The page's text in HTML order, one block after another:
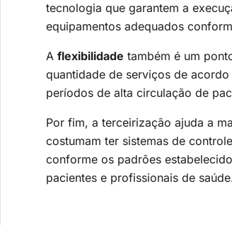
tecnologia que garantem a
equipamentos adequados
A flexibilidade também é um
quantidade de serviços de
períodos de alta circulação de
Por fim, a terceirização ajuda a
costumam ter sistemas de
conforme os padrões
pacientes e profissionais de